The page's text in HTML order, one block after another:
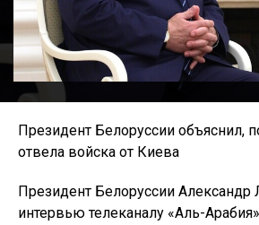
Президент Белоруссии объяснил,
отвела войска от Киева
Президент Белоруссии
интервью телеканалу «Аль-